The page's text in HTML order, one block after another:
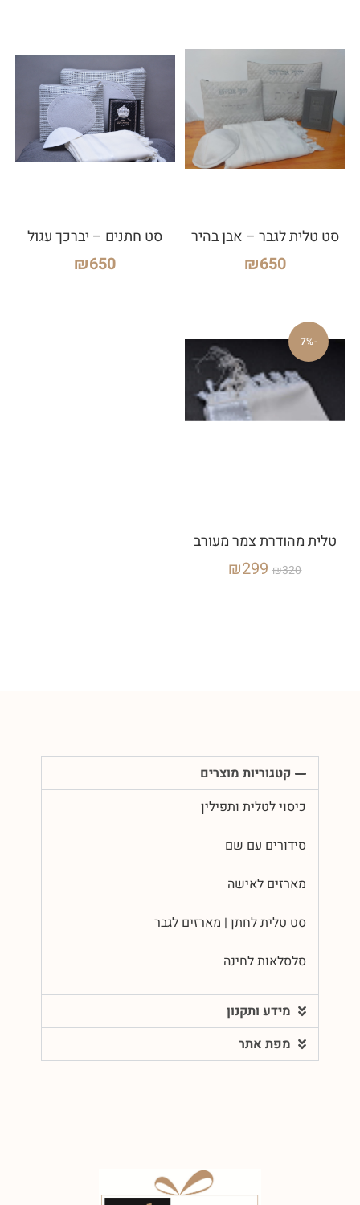
סט טלית לגבר – אבן בהיר
₪650
סט חתנים – יברכך עגול
₪650
-7%
טלית מהודרת צמר מעורב
₪320
₪299
קטגוריות מוצרים
כיסוי לטלית ותפילין
סידורים עם שם
מארזים לאישה
סט טלית לחתן | מארזים לגבר
סלסלאות לחינה
מידע ותקנון
מפת אתר